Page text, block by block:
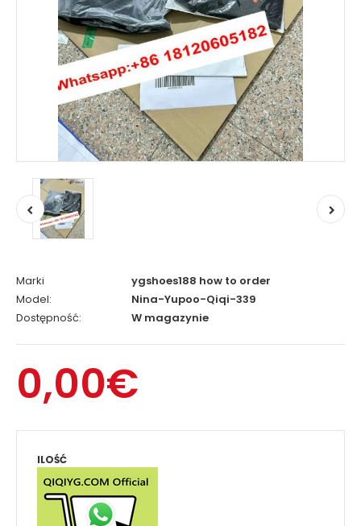
Marki
ygshoes188 how to order
Model:
Nina-Yupoo-Qiqi-339
Dostępność:
W magazynie
0,00€
ILOŚĆ